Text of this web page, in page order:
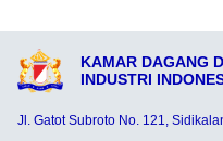
KAMAR DAGANG
INDUSTRI
Jl. Gatot Subroto No. 121,